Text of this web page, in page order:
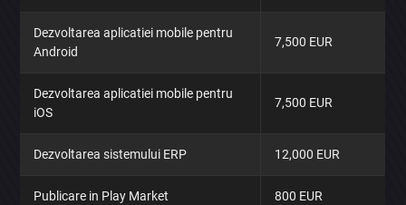
Dezvoltarea aplicatiei mobile pentru
Android
7,500 EUR
Dezvoltarea aplicatiei mobile pentru
iOS
7,500 EUR
Dezvoltarea sistemului ERP 12,000 EUR
Publicare in Play Market 800 EUR